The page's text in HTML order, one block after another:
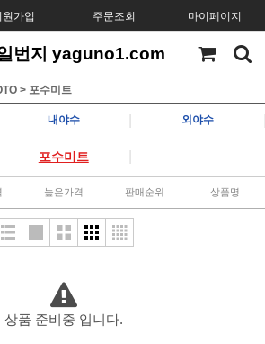
원가입 주문조회 마이페이지
번지 yaguno1.com
> 포수미트
내야수 외야수
포수미트
높은가격 판매순위 상품명
상품 준비중 입니다.